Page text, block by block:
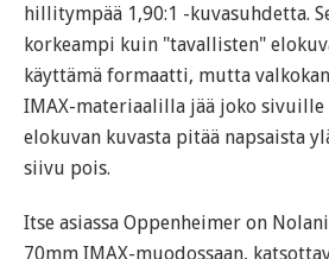
hillitympää 1,90:1 -kuvasuhdetta.
korkeampi kuin "tavallisten"
käyttämä formaatti, mutta
IMAX-materiaalilla jää joko
elokuvan kuvasta pitää napsaista
siivu pois.
Itse asiassa Oppenheimer on
70mm IMAX-muodossaan,